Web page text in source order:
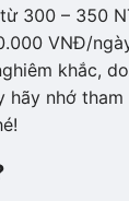
300 – 350
VNĐ/
khắc,
hãy nhớ